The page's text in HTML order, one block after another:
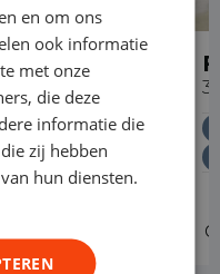
Model
heel Nederland
en om ons
ook informatie
met onze
die deze
informatie die
zij hebben
hun diensten.